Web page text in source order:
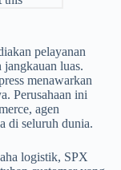
pelayanan
jangkauan luas.
menawarkan
Perusahaan ini
agen
di seluruh dunia.
logistik, SPX